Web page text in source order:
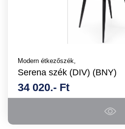
Modern étkezőszék,
Serena szék (DIV) (BNY)
34 020.- Ft